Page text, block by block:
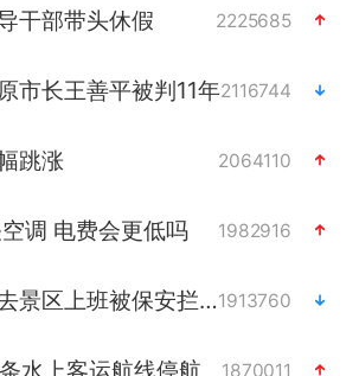
干部带头休假 2225685
市长王善平被判11年2116744
跳涨 2064110
调 电费会更低吗 1982916
郑国霖回应去景区上班被保安拦下1913760
水上客运航线停航 1870011